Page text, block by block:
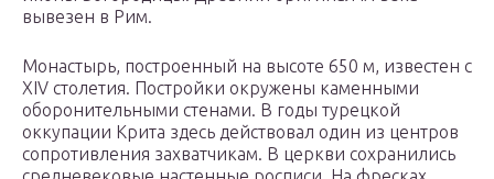
вывезен в Рим.
Монастырь, построенный на высоте 650 м, известен с
XIV столетия. Постройки окружены каменными
оборонительными стенами. В годы турецкой
оккупации Крита здесь действовал один из центров
сопротивления захватчикам. В церкви сохранились